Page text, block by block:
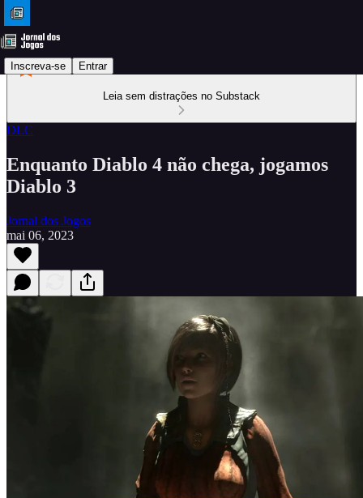
Inscreva-se Entrar
Leia sem distrações no Substack
DLC
Enquanto Diablo 4 não chega, jogamos
Diablo 3
Jornal dos Jogos
mai 06, 2023